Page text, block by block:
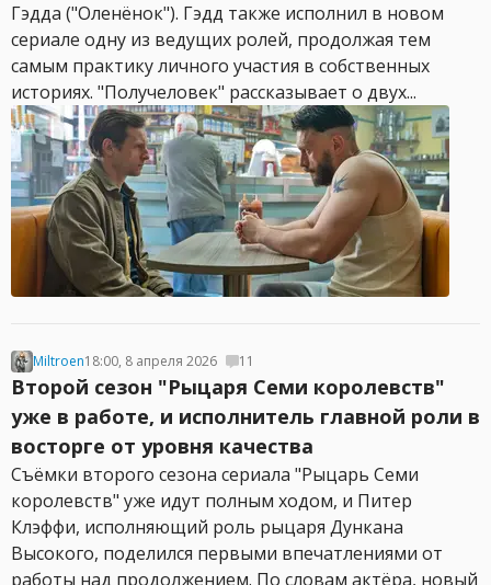
Гэдда ("Оленёнок"). Гэдд также исполнил в новом
сериале одну из ведущих ролей, продолжая тем
самым практику личного участия в собственных
историях. "Получеловек" рассказывает о двух...
Miltroen18:00, 8 апреля 2026 11
Второй сезон "Рыцаря Семи королевств"
уже в работе, и исполнитель главной роли в
восторге от уровня качества
Съёмки второго сезона сериала "Рыцарь Семи
королевств" уже идут полным ходом, и Питер
Клэффи, исполняющий роль рыцаря Дункана
Высокого, поделился первыми впечатлениями от
работы над продолжением. По словам актёра, новый